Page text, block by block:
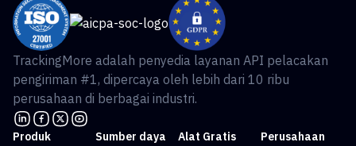
TrackingMore adalah penyedia layanan API pelacakan
pengiriman #1, dipercaya oleh lebih dari 10 ribu
perusahaan di berbagai industri.
Produk
Sumber daya
Alat Gratis
Perusahaan